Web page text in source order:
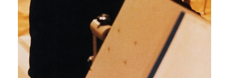
ΤΟΠΟΣ
ΠΟΛΙΤΙΣΜΟΣ